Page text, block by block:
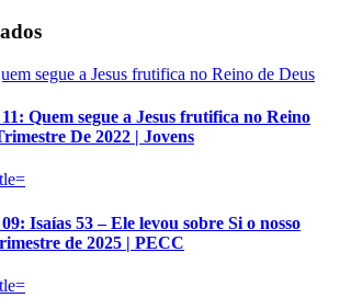
Quem segue a Jesus frutifica no Reino
De 2022 | Jovens
Isaías 53 – Ele levou sobre Si o nosso
de 2025 | PECC